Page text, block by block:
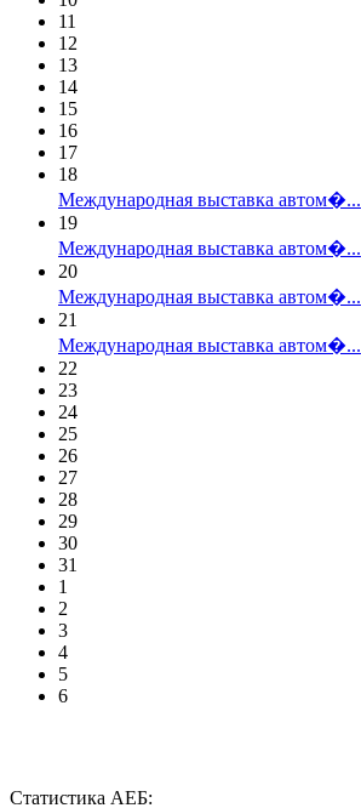
11
12
13
14
15
16
17
18
Международная выставка автом�...
19
Международная выставка автом�...
20
Международная выставка автом�...
21
Международная выставка автом�...
22
23
24
25
26
27
28
29
30
31
1
2
3
4
5
6
Статистика АЕБ: